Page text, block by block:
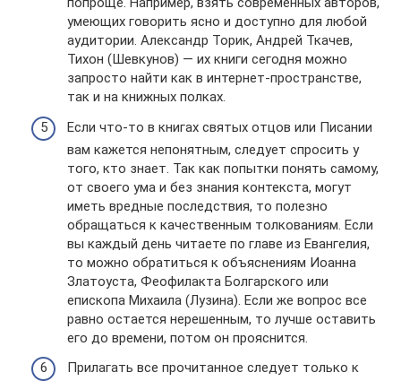
умеющих говорить ясно и доступно для любой
аудитории. Александр Торик, Андрей Ткачев,
Тихон (Шевкунов) — их книги сегодня можно
запросто найти как в интернет-пространстве,
так и на книжных полках.
Если что-то в книгах святых отцов или Писании
вам кажется непонятным, следует спросить у
того, кто знает. Так как попытки понять самому,
от своего ума и без знания контекста, могут
иметь вредные последствия, то полезно
обращаться к качественным толкованиям. Если
вы каждый день читаете по главе из Евангелия,
то можно обратиться к объяснениям Иоанна
Златоуста, Феофилакта Болгарского или
епископа Михаила (Лузина). Если же вопрос все
равно остается нерешенным, то лучше оставить
его до времени, потом он прояснится.
Прилагать все прочитанное следует только к